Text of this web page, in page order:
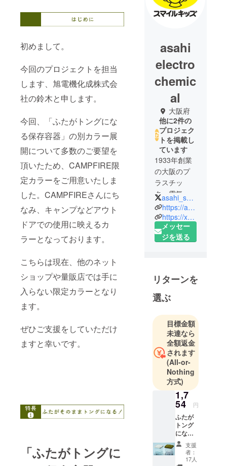
初めまして。
今回のプロジェクトを担当
します、旭電機化成株式会
社の鈴木と申します。
今回、「ふたがトングにな
る保存容器」の別カラー展
開について多数のご要望を
頂いたため、CAMPFIRE限
定カラーをご用意いたしま
した。CAMPFIREさんにち
なみ、キャンプなどアウト
ドアでの使用に映えるカ
ラーとなっております。
こちらは現在、他のネット
ショップや量販店では手に
入らない限定カラーとなり
ます。
ぜひご支援をしていただけ
ますと幸いです。
「ふたがトングに
asahi
electro
chemic
al
大阪府
他に2件の
プロジェク
トを掲載し
ています
1933年創業
の大阪のプ
ラスチッ
ク・電気製
品製造メー
カー。下記3
つの事業で
営業中で
キッズ：生
活便利雑貨
の自社商品
ブランド。
アイデア、
防災・防
犯、ベ
ビー・シニ
ア、神仏な
どで一捻り
を加えたオ
リジナル商
品を展開
②プラス
チック製品
asahi_smilekids
https://asahi-electro-chemical.com/
https://xn--pcktayi1hyew870an3ewyotq9aiv1e1etb.com/
メッセー
ジを送る
リターンを
選ぶ
目標金額
未達なら
全額返金
されます
(All-or-
Nothing
方式)
1,7
54 円
ふたが
トング
になる
保存容
器
CAMPF
支援
者：
17人